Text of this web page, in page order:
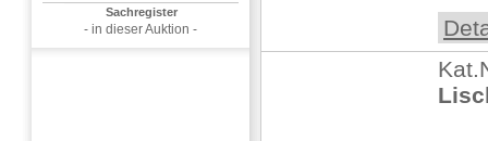
Sachregister
- in dieser Auktion -